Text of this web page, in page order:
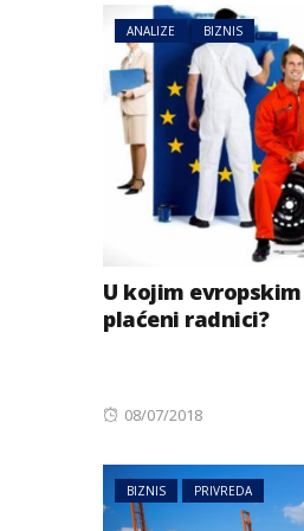
ANALIZE BIZNIS
U kojim
plaćeni radnici?
Posted
08/07/2018
BIZNIS PRIVREDA